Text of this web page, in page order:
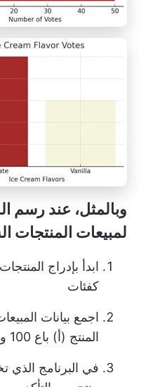
وبالمثل، عند
لمبيعات المنتجات
ابدأ بإدراج
كفئات
اجمع بيانات
المنتج (أ) باع 100 وحدة، والمنتج (ب) باع 75 وحدة
في البرنامج